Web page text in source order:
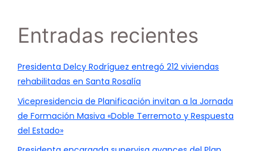
Entradas recientes
Presidenta Delcy Rodríguez entregó 212 viviendas
rehabilitadas en Santa Rosalía
Vicepresidencia de Planificación invitan a la Jornada
de Formación Masiva «Doble Terremoto y Respuesta
del Estado»